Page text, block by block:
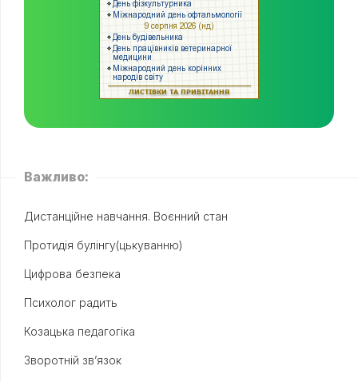
Важливо:
Дистанційне навчання. Воєнний стан
Протидія булінгу(цькуванню)
Цифрова безпека
Психолог радить
Козацька педагогіка
Зворотній зв’язок